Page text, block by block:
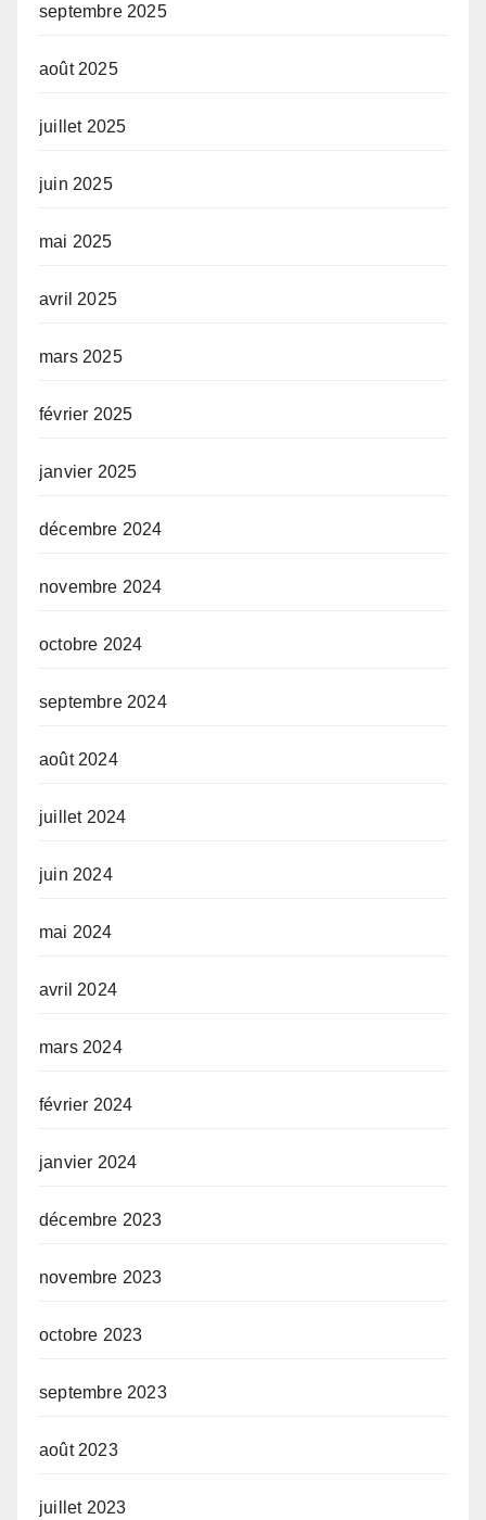
septembre 2025
août 2025
juillet 2025
juin 2025
mai 2025
avril 2025
mars 2025
février 2025
janvier 2025
décembre 2024
novembre 2024
octobre 2024
septembre 2024
août 2024
juillet 2024
juin 2024
mai 2024
avril 2024
mars 2024
février 2024
janvier 2024
décembre 2023
novembre 2023
octobre 2023
septembre 2023
août 2023
juillet 2023